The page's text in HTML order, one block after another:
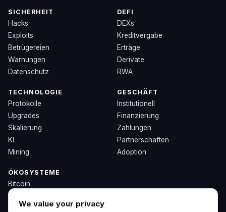
SICHERHEIT
Hacks
Exploits
Betrügereien
Warnungen
Datenschutz
DEFI
DEXs
Kreditvergabe
Erträge
Derivate
RWA
TECHNOLOGIE
Protokolle
Upgrades
Skalierung
KI
Mining
GESCHÄFT
Institutionell
Finanzierung
Zahlungen
Partnerschaften
Adoption
ÖKOSYSTEME
Bitcoin
Ethereum
Solana
We value your privacy